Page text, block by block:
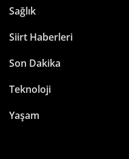
Sağlık
Siirt Haberleri
Son Dakika
Teknoloji
Yaşam